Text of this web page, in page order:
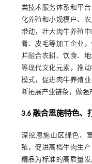
类技术服务体系和平
化养殖和小规模户、
带动，壮大肉牛养殖
肴、皮毛等加工企业
并融合农耕、饮食、
等现代文化元素，推
模式，促进肉牛养殖
断拓展产业链条，做强
3.6 融合恩施特色、
深挖恩施山区绿色、
殖，促进高档牛肉生
精品为标准的高质量